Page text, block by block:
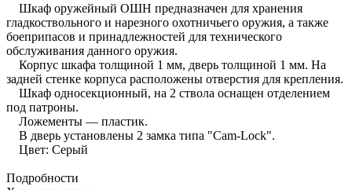
Шкаф оружейный ОШН предназначен для хранения
гладкоствольного и нарезного охотничьего оружия, а также
боеприпасов и принадлежностей для технического
обслуживания данного оружия.
Корпус шкафа толщиной 1 мм, дверь толщиной 1 мм. На
задней стенке корпуса расположены отверстия для крепления.
Шкаф односекционный, на 2 ствола оснащен отделением
под патроны.
Ложементы — пластик.
В дверь установлены 2 замка типа "Cam-Lock".
Цвет: Серый
Подробности